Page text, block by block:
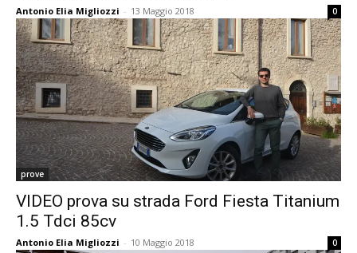
Antonio Elia Migliozzi - 13 Maggio 2018 0
prove
VIDEO prova su strada Ford Fiesta Titanium
1.5 Tdci 85cv
Antonio Elia Migliozzi - 10 Maggio 2018 0